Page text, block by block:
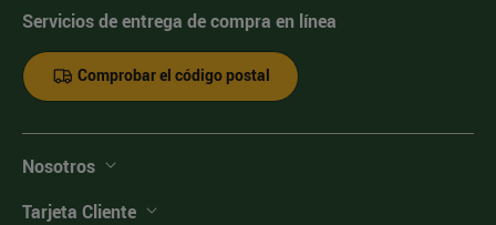
Servicios de entrega de compra en línea
Comprobar el código postal
Nosotros
Tarjeta Cliente